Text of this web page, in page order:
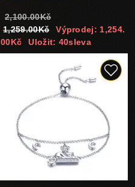
2,100.00Kč
1,259.00Kč
Výprodej: 1,254.
00Kč
Uložit: 40sleva